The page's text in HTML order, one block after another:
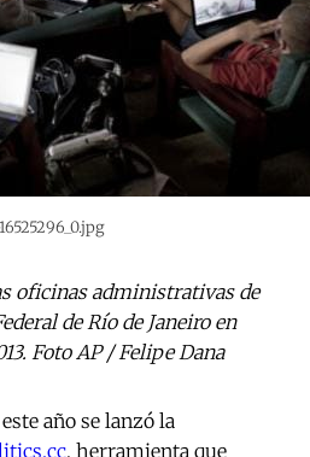
oficinas administrativas de
de Río de Janeiro en
Foto AP / Felipe Dana
año se lanzó la
, herramienta que